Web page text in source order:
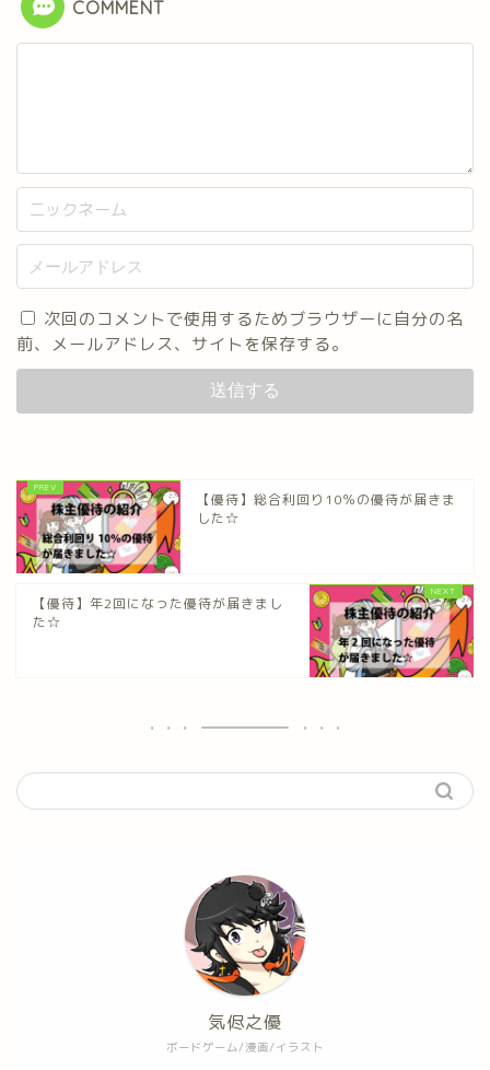
COMMENT
次回のコメントで使用するためブラウザーに自分の名
前、メールアドレス、サイトを保存する。
【優待】総合利回り10％の優待が届きま
した☆
【優待】年2回になった優待が届きまし
た☆
ボードゲーム/漫画/イラスト
気侭之優